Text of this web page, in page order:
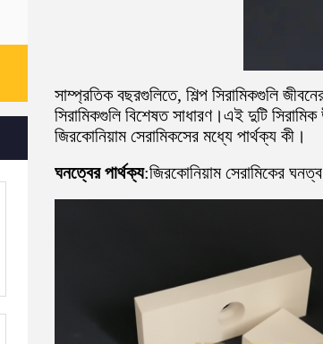
সাম্প্রতিক বছরগুলিতে, শিল্প সিরামিকগুলি
সিরামিকগুলি বিশেষত সাধারণ।এই দুটি
জিরকোনিয়াম সেরামিকসের মধ্যে পার্থক্য কী।
ঘনত্বের পার্থক্য:জিরকোনিয়াম সেরামিকের